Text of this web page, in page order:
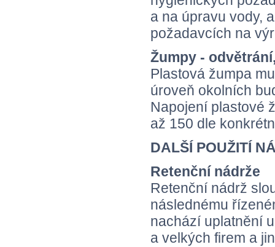
a na úpravu vody,
požadavcích na
Žumpy -
Plastová žumpa
úroveň okolních
Napojení plastové
až 150 dle
DALŠÍ POUŽITÍ
Retenční nádrže
Retenční nádrž
následnému
nachází uplatnění
a velkých firem a